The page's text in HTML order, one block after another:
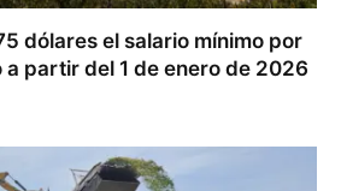
dólares el salario mínimo por
a partir del 1 de enero de 2026